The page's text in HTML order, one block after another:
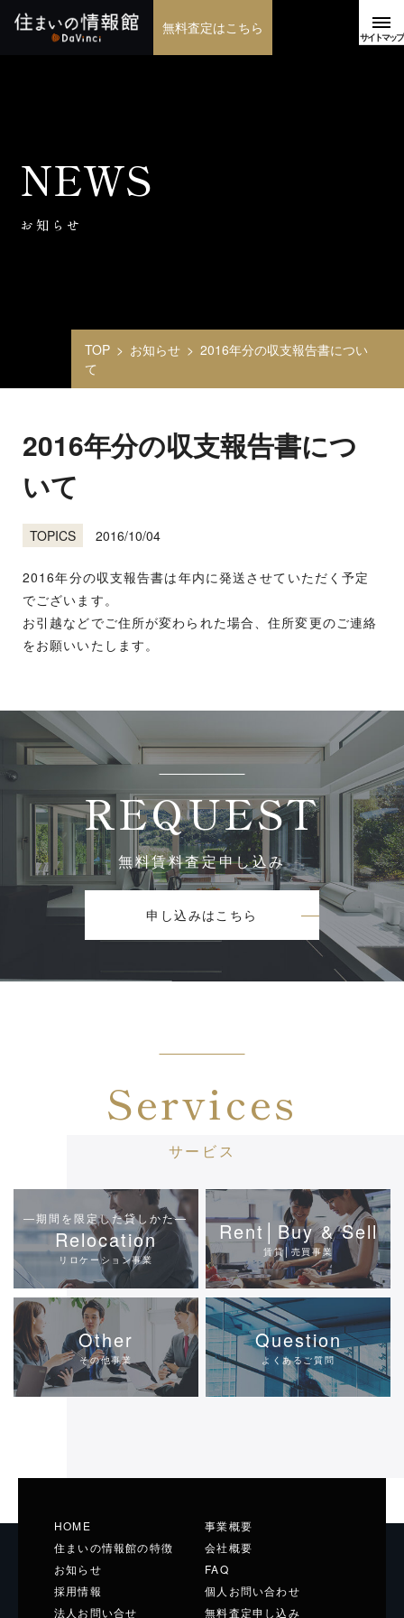
無料査定はこちら
お知らせ
NEWS
TOP お知らせ
2016年分の収支報告書につい
て
2016年分の収支報告書につ
いて
TOPICS 2016/10/04
2016年分の収支報告書は年内に発送させていただく予定
でございます。
お引越などでご住所が変わられた場合、住所変更のご連絡
をお願いいたします。
無料賃料査定申し込み
REQUEST
申し込みはこちら
サービス
Services
リロケーション事業
―期間を限定した貸しかた―
Relocation 賃貸│売買事業
Rent│Buy & Sell
その他事業
Other
よくあるご質問
Question
HOME
事業概要
住まいの情報館の特徴
会社概要
お知らせ
FAQ
採用情報
個人お問い合わせ
法人お問い合せ
無料査定申し込み